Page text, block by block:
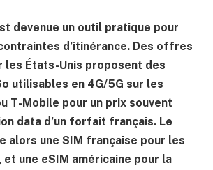
devenue un outil pratique pour
d’itinérance. Des offres
les États-Unis proposent des
utilisables en 4G/5G sur les
T-Mobile pour un prix souvent
data d’un forfait français. Le
alors une SIM française pour les
et une eSIM américaine pour la